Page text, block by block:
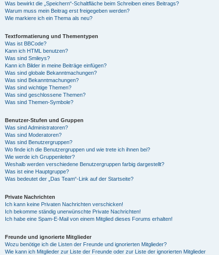
Was bewirkt die „Speichern“-Schaltfläche beim Schreiben eines Beitrags?
Warum muss mein Beitrag erst freigegeben werden?
Wie markiere ich ein Thema als neu?
Textformatierung und Thementypen
Was ist BBCode?
Kann ich HTML benutzen?
Was sind Smileys?
Kann ich Bilder in meine Beiträge einfügen?
Was sind globale Bekanntmachungen?
Was sind Bekanntmachungen?
Was sind wichtige Themen?
Was sind geschlossene Themen?
Was sind Themen-Symbole?
Benutzer-Stufen und Gruppen
Was sind Administratoren?
Was sind Moderatoren?
Was sind Benutzergruppen?
Wo finde ich die Benutzergruppen und wie trete ich ihnen bei?
Wie werde ich Gruppenleiter?
Weshalb werden verschiedene Benutzergruppen farbig dargestellt?
Was ist eine Hauptgruppe?
Was bedeutet der „Das Team“-Link auf der Startseite?
Private Nachrichten
Ich kann keine Privaten Nachrichten verschicken!
Ich bekomme ständig unerwünschte Private Nachrichten!
Ich habe eine Spam-E-Mail von einem Mitglied dieses Forums erhalten!
Freunde und ignorierte Mitglieder
Wozu benötige ich die Listen der Freunde und ignorierten Mitglieder?
Wie kann ich Mitglieder zur Liste der Freunde oder zur Liste der ignorierten Mitglieder